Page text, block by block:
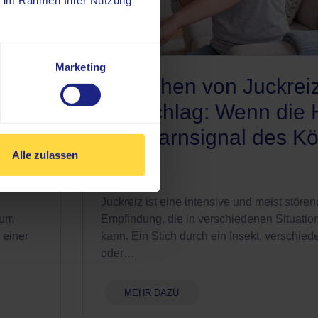
Marketing
Alle zulassen
einer
Ursachen von
Ausschlag: Wenn die
ein Warnsignal des
Juckreiz ist eine intensive und meist
Empfindung, die in verschiedenen
kann. Ein Stich durch ein Insekt,
oder…
MEHR DAZU